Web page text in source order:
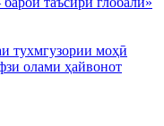
тухмгузории моҳӣ
олами ҳайвонот